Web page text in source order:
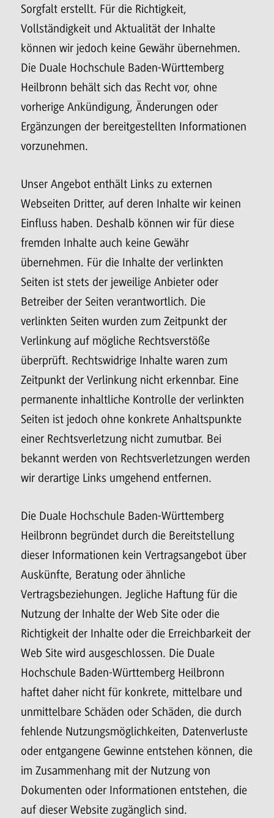
Sorgfalt erstellt. Für die Richtigkeit,
Vollständigkeit und Aktualität der Inhalte
können wir jedoch keine Gewähr übernehmen.
Die Duale Hochschule Baden-Württemberg
Heilbronn behält sich das Recht vor, ohne
vorherige Ankündigung, Änderungen oder
Ergänzungen der bereitgestellten Informationen
vorzunehmen.
Unser Angebot enthält Links zu externen
Webseiten Dritter, auf deren Inhalte wir keinen
Einfluss haben. Deshalb können wir für diese
fremden Inhalte auch keine Gewähr
übernehmen. Für die Inhalte der verlinkten
Seiten ist stets der jeweilige Anbieter oder
Betreiber der Seiten verantwortlich. Die
verlinkten Seiten wurden zum Zeitpunkt der
Verlinkung auf mögliche Rechtsverstöße
überprüft. Rechtswidrige Inhalte waren zum
Zeitpunkt der Verlinkung nicht erkennbar. Eine
permanente inhaltliche Kontrolle der verlinkten
Seiten ist jedoch ohne konkrete Anhaltspunkte
einer Rechtsverletzung nicht zumutbar. Bei
bekannt werden von Rechtsverletzungen werden
wir derartige Links umgehend entfernen.
Die Duale Hochschule Baden-Württemberg
Heilbronn begründet durch die Bereitstellung
dieser Informationen kein Vertragsangebot über
Auskünfte, Beratung oder ähnliche
Vertragsbeziehungen. Jegliche Haftung für die
Nutzung der Inhalte der Web Site oder die
Richtigkeit der Inhalte oder die Erreichbarkeit der
Web Site wird ausgeschlossen. Die Duale
Hochschule Baden-Württemberg Heilbronn
haftet daher nicht für konkrete, mittelbare und
unmittelbare Schäden oder Schäden, die durch
fehlende Nutzungsmöglichkeiten, Datenverluste
oder entgangene Gewinne entstehen können, die
im Zusammenhang mit der Nutzung von
Dokumenten oder Informationen entstehen, die
auf dieser Website zugänglich sind.